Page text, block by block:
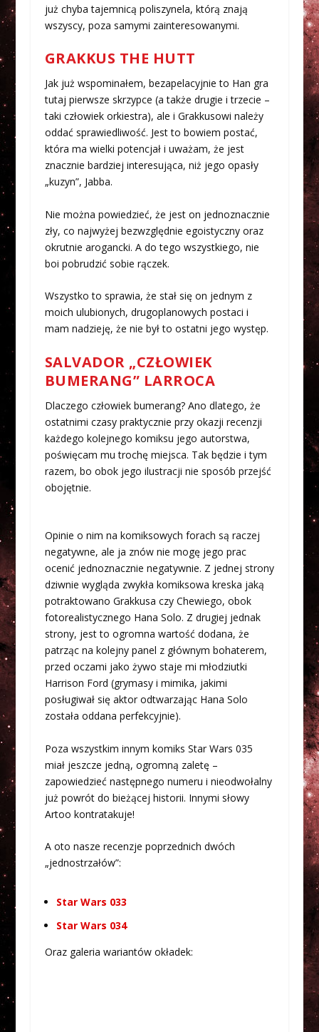
już chyba tajemnicą poliszynela, którą znają
wszyscy, poza samymi zainteresowanymi.
GRAKKUS THE HUTT
Jak już wspominałem, bezapelacyjnie to Han gra
tutaj pierwsze skrzypce (a także drugie i trzecie –
taki człowiek orkiestra), ale i Grakkusowi należy
oddać sprawiedliwość. Jest to bowiem postać,
która ma wielki potencjał i uważam, że jest
znacznie bardziej interesująca, niż jego opasły
„kuzyn”, Jabba.
Nie można powiedzieć, że jest on jednoznacznie
zły, co najwyżej bezwzględnie egoistyczny oraz
okrutnie arogancki. A do tego wszystkiego, nie
boi pobrudzić sobie rączek.
Wszystko to sprawia, że stał się on jednym z
moich ulubionych, drugoplanowych postaci i
mam nadzieję, że nie był to ostatni jego występ.
SALVADOR „CZŁOWIEK
BUMERANG” LARROCA
Dlaczego człowiek bumerang? Ano dlatego, że
ostatnimi czasy praktycznie przy okazji recenzji
każdego kolejnego komiksu jego autorstwa,
poświęcam mu trochę miejsca. Tak będzie i tym
razem, bo obok jego ilustracji nie sposób przejść
obojętnie.
Opinie o nim na komiksowych forach są raczej
negatywne, ale ja znów nie mogę jego prac
ocenić jednoznacznie negatywnie. Z jednej strony
dziwnie wygląda zwykła komiksowa kreska jaką
potraktowano Grakkusa czy Chewiego, obok
fotorealistycznego Hana Solo. Z drugiej jednak
strony, jest to ogromna wartość dodana, że
patrząc na kolejny panel z głównym bohaterem,
przed oczami jako żywo staje mi młodziutki
Harrison Ford (grymasy i mimika, jakimi
posługiwał się aktor odtwarzając Hana Solo
została oddana perfekcyjnie).
Poza wszystkim innym komiks Star Wars 035
miał jeszcze jedną, ogromną zaletę –
zapowiedzieć następnego numeru i nieodwołalny
już powrót do bieżącej historii. Innymi słowy
Artoo kontratakuje!
A oto nasze recenzje poprzednich dwóch
„jednostrzałów”:
Star Wars 033
Star Wars 034
Oraz galeria wariantów okładek: